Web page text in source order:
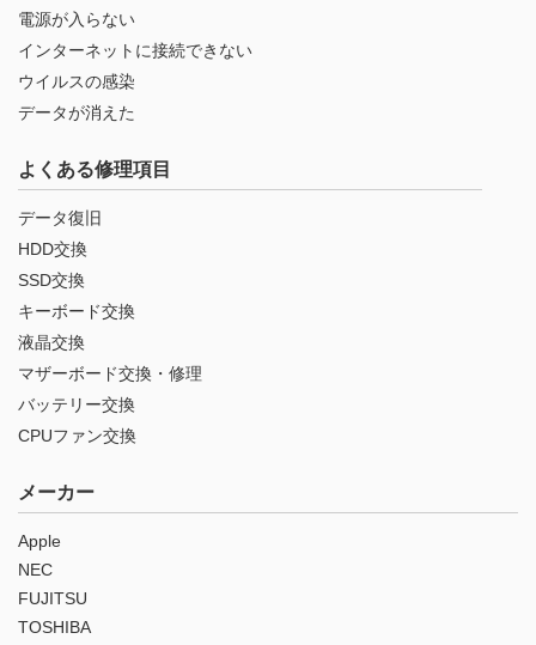
電源が入らない
インターネットに接続できない
ウイルスの感染
データが消えた
よくある修理項目
データ復旧
HDD交換
SSD交換
キーボード交換
液晶交換
マザーボード交換・修理
バッテリー交換
CPUファン交換
メーカー
Apple
NEC
FUJITSU
TOSHIBA